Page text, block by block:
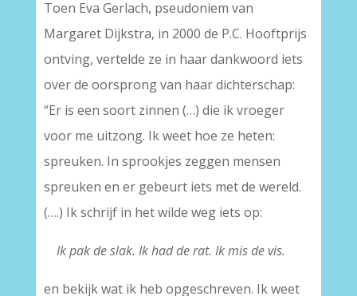
Toen Eva Gerlach, pseudoniem van
Margaret Dijkstra, in 2000 de P.C. Hooftprijs
ontving, vertelde ze in haar dankwoord iets
over de oorsprong van haar dichterschap:
“Er is een soort zinnen (…) die ik vroeger
voor me uitzong. Ik weet hoe ze heten:
spreuken. In sprookjes zeggen mensen
spreuken en er gebeurt iets met de wereld.
(….) Ik schrijf in het wilde weg iets op:
Ik pak de slak. Ik had de rat. Ik mis de vis.
en bekijk wat ik heb opgeschreven. Ik weet